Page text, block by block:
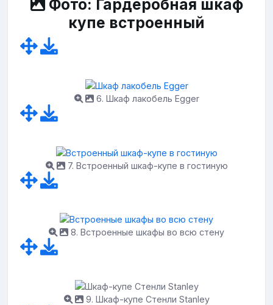
Фото: Гардеробная шкаф
купе встроенный
6. Шкаф лакобель Egger
7. Встроенный шкаф-купе в гостиную
8. Встроенные шкафы во всю стену
9. Шкаф-купе Стенли Stanley